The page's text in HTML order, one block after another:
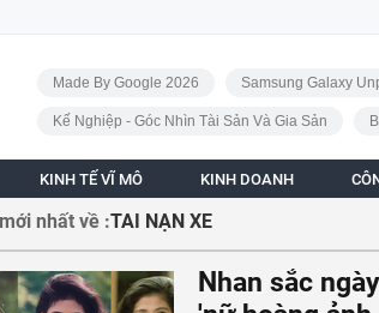
Made By Google 2026
Samsung Galaxy
Kế Nghiệp - Góc Nhìn Tài Sản Và Gia Sản
KINH TẾ VĨ MÔ KINH DOANH
nhất về :TAI NẠN XE
Nhan sắc